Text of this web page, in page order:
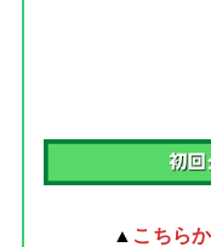
▲ こちら